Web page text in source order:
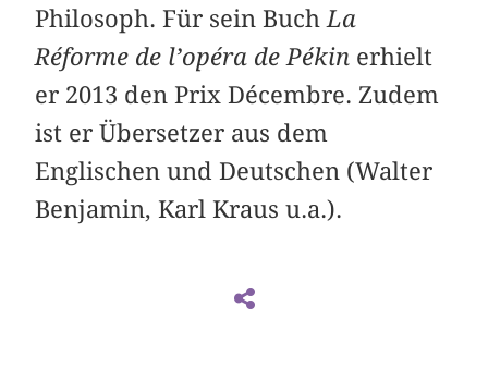
Philosoph. Für sein Buch La
Réforme de l’opéra de Pékin erhielt
er 2013 den Prix ­Décembre. Zudem
ist er Übersetzer aus dem
Englischen und Deutschen (Walter
Benjamin, Karl Kraus u.a.).